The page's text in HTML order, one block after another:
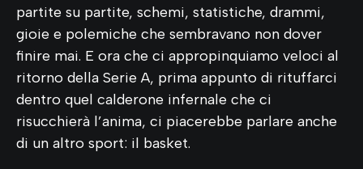
partite su partite, schemi, statistiche, drammi,
gioie e polemiche che sembravano non dover
finire mai. E ora che ci appropinquiamo veloci al
ritorno della Serie A, prima appunto di rituffarci
dentro quel calderone infernale che ci
risucchierà l’anima, ci piacerebbe parlare anche
di un altro sport: il basket.